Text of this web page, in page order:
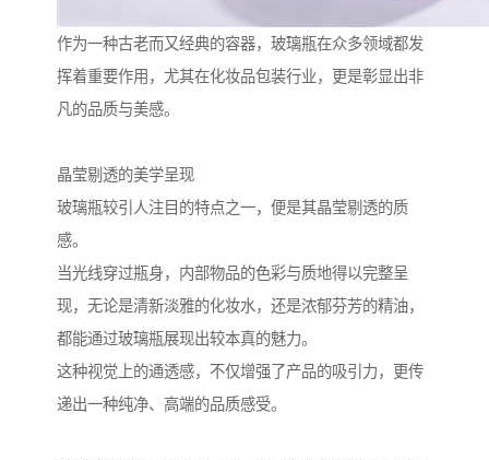
作为一种古老而又经典的容器，玻璃瓶在众多领域都发
挥着重要作用，尤其在化妆品包装行业，更是彰显出非
凡的品质与美感。
晶莹剔透的美学呈现
玻璃瓶较引人注目的特点之一，便是其晶莹剔透的质
感。
当光线穿过瓶身，内部物品的色彩与质地得以完整呈
现，无论是清新淡雅的化妆水，还是浓郁芬芳的精油，
都能通过玻璃瓶展现出较本真的魅力。
这种视觉上的通透感，不仅增强了产品的吸引力，更传
递出一种纯净、高端的品质感受。